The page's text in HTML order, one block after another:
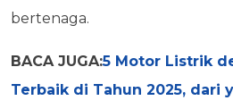
bertenaga.
BACA JUGA:5 Motor Listrik
Terbaik di Tahun 2025, dari